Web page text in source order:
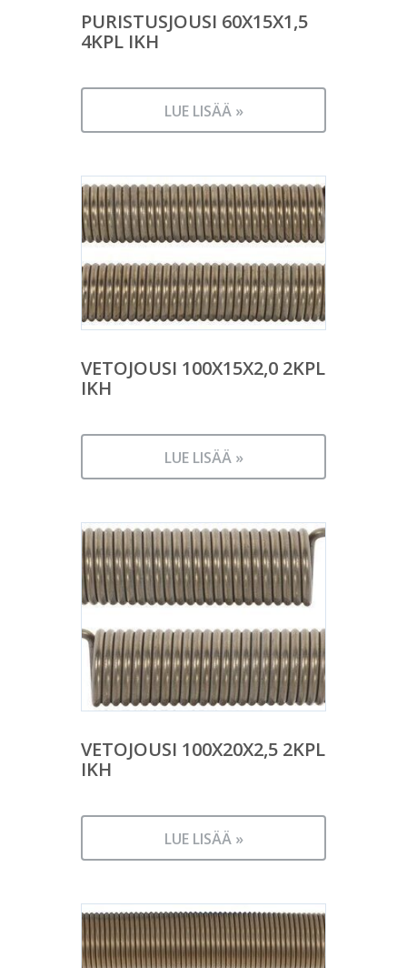
PURISTUSJOUSI 60X15X1,5
4KPL IKH
LUE LISÄÄ »
VETOJOUSI 100X15X2,0 2KPL
IKH
LUE LISÄÄ »
VETOJOUSI 100X20X2,5 2KPL
IKH
LUE LISÄÄ »